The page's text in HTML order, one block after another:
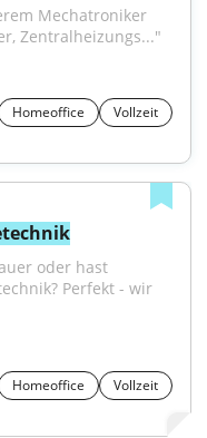
Mechatroniker
Zentralheizungs..."
Homeoffice
Vollzeit
oder hast
Perfekt - wir
Homeoffice
Vollzeit